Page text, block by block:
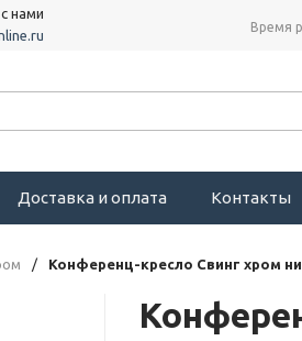
нами
Время
Доставка и оплата Контакты
/ Конференц-кресло Свинг хром